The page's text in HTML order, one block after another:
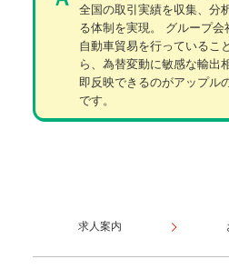
全国の取引実績を収集、分
る体制を実現。 グループ会
自動車貿易を行っているこ
ら、為替変動に敏感な輸出
即反映できるのがアップル
です。
求人案内